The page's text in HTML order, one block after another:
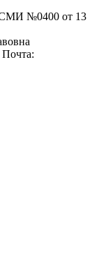
СМИ №0400 от 13